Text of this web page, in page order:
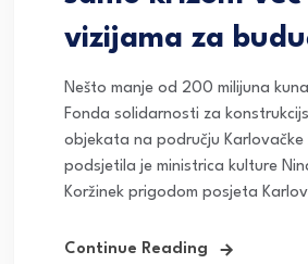
vizijama za
Nešto manje od 200 milijuna
Fonda solidarnosti za
objekata na području Karlovačke
podsjetila je ministrica kulture
Koržinek prigodom posjeta
Continue Reading